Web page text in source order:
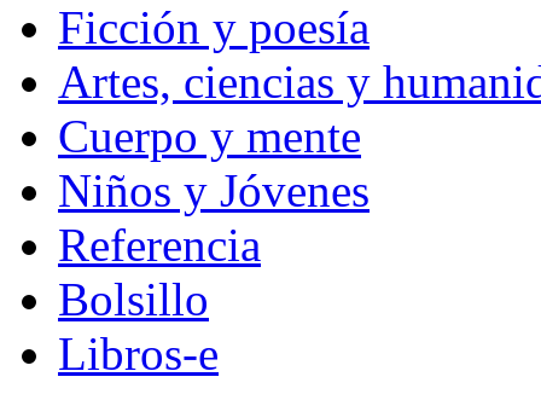
Ficción y poesía
Artes, ciencias y
Cuerpo y mente
Niños y Jóvenes
Referencia
Bolsillo
Libros-e